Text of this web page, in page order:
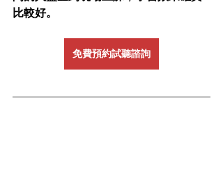
比較好。
免費預約試聽諮詢